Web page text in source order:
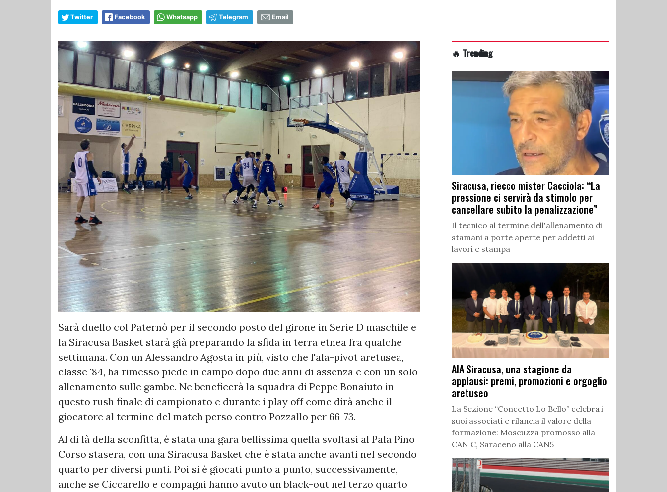
Twitter Facebook Whatsapp Telegram Email
Sarà duello col Paternò per il secondo posto del girone in Serie D maschile e
la Siracusa Basket starà già preparando la sfida in terra etnea fra qualche
settimana. Con un Alessandro Agosta in più, visto che l'ala-pivot aretusea,
classe '84, ha rimesso piede in campo dopo due anni di assenza e con un solo
allenamento sulle gambe. Ne beneficerà la squadra di Peppe Bonaiuto in
questo rush finale di campionato e durante i play off come dirà anche il
giocatore al termine del match perso contro Pozzallo per 66-73.
Al di là della sconfitta, è stata una gara bellissima quella svoltasi al Pala Pino
Corso stasera, con una Siracusa Basket che è stata anche avanti nel secondo
quarto per diversi punti. Poi si è giocati punto a punto, successivamente,
anche se Ciccarello e compagni hanno avuto un black-out nel terzo quarto
🔥 Trending
Siracusa, riecco mister Cacciola: “La
pressione ci servirà da stimolo per
cancellare subito la penalizzazione”
Il tecnico al termine dell'allenamento di
stamani a porte aperte per addetti ai
lavori e stampa
AIA Siracusa, una stagione da
applausi: premi, promozioni e orgoglio
aretuseo
La Sezione “Concetto Lo Bello” celebra i
suoi associati e rilancia il valore della
formazione: Moscuzza promosso alla
CAN C, Saraceno alla CAN5